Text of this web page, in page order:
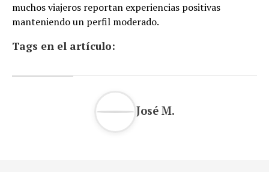
muchos viajeros reportan experiencias positivas
manteniendo un perfil moderado.
Tags en el artículo:
José M.